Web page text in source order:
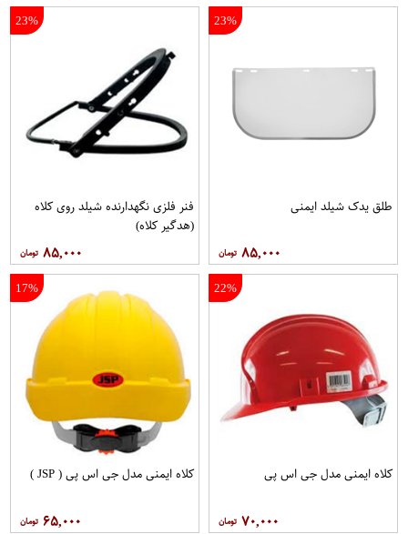
23%
طلق یدک شیلد ایمنی
۸۵,۰۰۰
23%
فنر فلزی نگهدارنده شیلد روی کلاه
(هدگیر کلاه)
۸۵,۰۰۰
22%
کلاه ایمنی مدل جی اس پی
۷۰,۰۰۰
17%
کلاه ايمنی مدل جی اس پی ( JSP )
۶۵,۰۰۰